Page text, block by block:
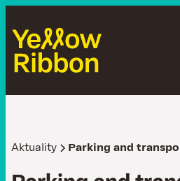
Aktuality Parking and